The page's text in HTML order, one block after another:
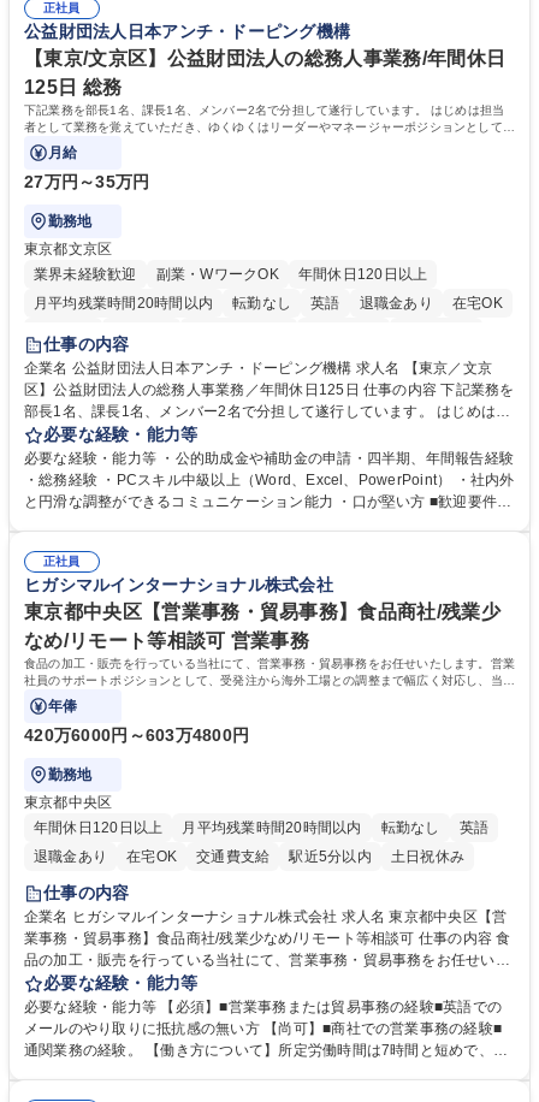
表するインフラ企業 #ポテンシャル採用
72.html ■エネルギーセキュリティの不安定化や気候変動による自然災害の
甚大化など、これまで以上に社会課題解決の重要性が高まっています。
「未来の日常」の創造に向けて持続可能な社会の実現に貢献してまいりま
す。 学歴・資格 学歴：大学院 大学 語学力： 資格：
正社員
公益財団法人日本アンチ・ドーピング機構
【東京/文京区】公益財団法人の総務人事業務/年間休日
125日 総務
下記業務を部長1名、課長1名、メンバー2名で分担して遂行しています。 はじめは担当
者として業務を覚えていただき、ゆくゆくはリーダーやマネージャーポジションとして活
躍いただくことを期待しています。
月給
27万円～35万円
勤務地
東京都文京区
業界未経験歓迎
副業・WワークOK
年間休日120日以上
月平均残業時間20時間以内
転勤なし 英語 退職金あり
在宅OK
賞与あり
育休あり
食事補助あり
仕事の内容
企業名 公益財団法人日本アンチ・ドーピング機構 求人名 【東京／文京
区】公益財団法人の総務人事業務／年間休日125日 仕事の内容 下記業務を
部長1名、課長1名、メンバー2名で分担して遂行しています。 はじめは担
当者として業務を覚えていただき、ゆくゆくはリーダーやマネージャーポ
ジションとして活躍いただくことを期待しています。 【総務・人事グルー
プの業務内容】 ・人事制度関連 ・採用活動 ・教育研修の企画、実行 ・勤
怠管理 ・官公庁への各種提出 ・法定の会議運営（評議員会、理事会） ・
管理 ・福利厚生関連 ・職員からの問合せ、相談対応 ・その他日常の総務
業務全般 募集職種 【東京／文京区】公益財団法人の総務人事業務／年間
休日125日
必要な経験・能力等
必要な経験・能力等 ・公的助成金や補助金の申請・四半期、年間報告経験
・総務経験 ・PCスキル中級以上（Word、Excel、PowerPoint） ・社内外
と円滑な調整ができるコミュニケーション能力 ・口が堅い方 ■歓迎要件
正社員
ヒガシマルインターナショナル株式会社
東京都中央区【営業事務・貿易事務】食品商社/残業少
なめ/リモート等相談可 営業事務
食品の加工・販売を行っている当社にて、営業事務・貿易事務をお任せいたします。営業
社員のサポートポジションとして、受発注から海外工場との調整まで幅広く対応し、当社
事業の根幹を支えていただきます。
年俸
420万6000円～603万4800円
勤務地
東京都中央区
年間休日120日以上
月平均残業時間20時間以内 転勤なし
英語
退職金あり
在宅OK 交通費支給 駅近5分以内 土日祝休み
仕事の内容
企業名 ヒガシマルインターナショナル株式会社 求人名 東京都中央区【営
業事務・貿易事務】食品商社/残業少なめ/リモート等相談可 仕事の内容 食
品の加工・販売を行っている当社にて、営業事務・貿易事務をお任せいた
します。営業社員のサポートポジションとして、受発注から海外工場との
調整まで幅広く対応し、当社事業の根幹を支えていただきます。 ■受発注
業務、請求書発行 ■海外工場とのスケジュール調整 ■在庫管理 ■輸入書類
の確認・作成 ■配送手配 ■通関業者を通して行う輸出入業全般 ■倉庫との
必要な経験・能力等
必要な経験・能力等 【必須】■営業事務または貿易事務の経験■英語での
メールのやり取りに抵抗感の無い方 【尚可】■商社での営業事務の経験■
通関業務の経験。 【働き方について】所定労働時間は7時間と短めで、残